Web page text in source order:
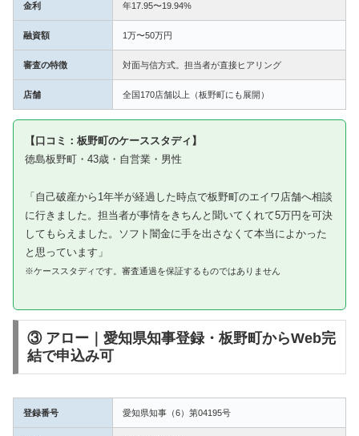
金利 年17.95〜19.94%
融資額 1万〜50万円
審査の特徴 対面与信方式。担当者が直接ヒアリング
店舗 全国170店舗以上（板野町にも展開）
【口コミ：板野町のケーススタディ】
徳島板野町・43歳・自営業・男性
「自己破産から1年半が経過した時点で板野町のエイワ店舗へ相談
に行きました。担当者が事情をきちんと聞いてくれて5万円を可決
してもらえました。ソフト闇金に手を出さなくて本当によかった
と思っています」
※ケーススタディです。審査通過を保証するものではありません
③ アロー｜愛知県知事登録・板野町からWeb完
結で申込み可
登録番号 愛知県知事（6）第04195号